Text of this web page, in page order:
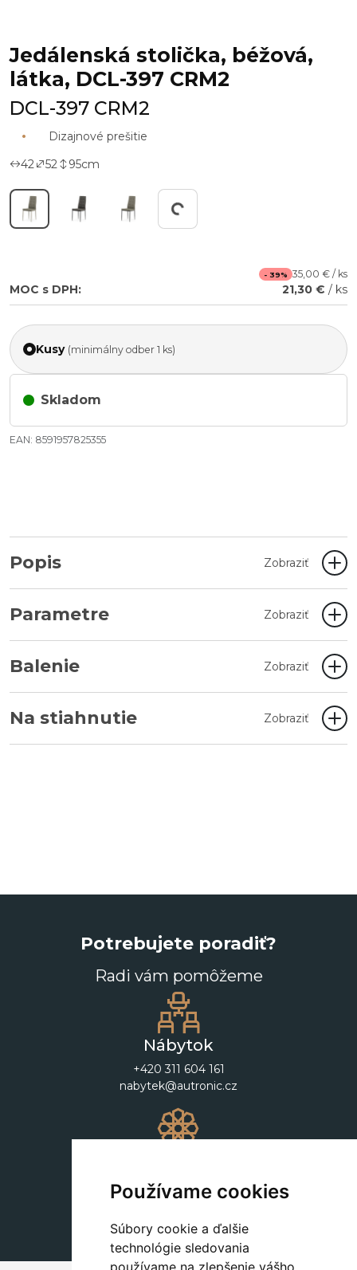
Používame cookies
Súbory cookie a ďalšie
technológie sledovania
používame na zlepšenie vášho
Jedálenská stolička, béžová,
látka, DCL-397 CRM2
DCL-397 CRM2
Dizajnové prešitie
42
52 95cm
Working...
- 39% 35,00 € / ks
MOC s DPH: 21,30 € / ks
Kusy (minimálny odber 1 ks)
Skladom
EAN: 8591957825355
Popis Zobraziť
Parametre Zobraziť
Balenie Zobraziť
Na stiahnutie Zobraziť
Potrebujete poradiť?
Radi vám pomôžeme
Nábytok
+420 311 604 161
nabytek@autronic.cz
+420 311 604 182
dekorace@autronic.cz